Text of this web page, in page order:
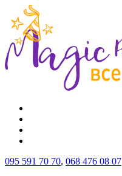
095 591 70 70, 068 476 08 07